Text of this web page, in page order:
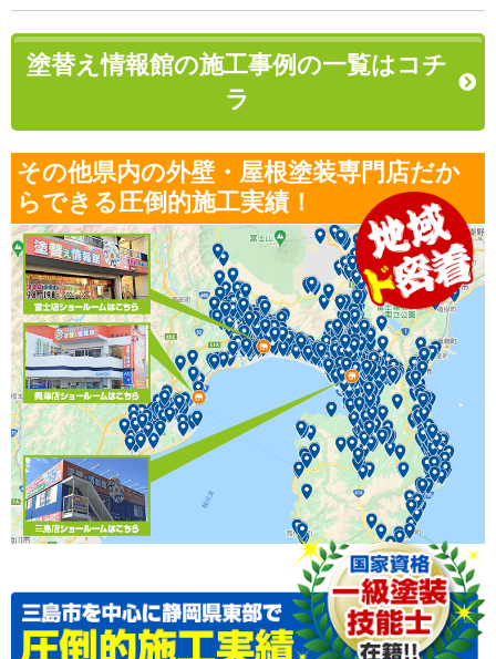
塗替え情報館の施工事例の一覧はコチ
ラ
その他県内の外壁・屋根塗装専門店だか
らできる圧倒的施工実績！